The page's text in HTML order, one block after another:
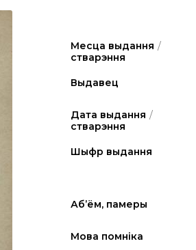
Месца выдання /
стварэння
Выдавец
Дата выдання /
стварэння
Шыфр выдання
Аб’ём, памеры
Мова помніка